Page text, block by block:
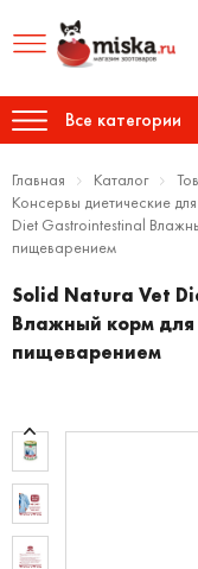
Все категории
Главная Каталог
Консервы диетические
Diet Gastrointestinal
пищеварением
Solid Natura Vet
Влажный корм для
пищеварением